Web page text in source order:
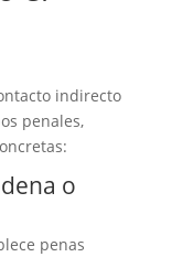
indirecto
penales,
o
penas